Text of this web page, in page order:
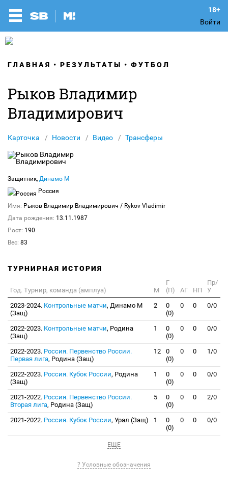
Войти
ГЛАВНАЯ РЕЗУЛЬТАТЫ ФУТБОЛ
Рыков Владимир
Владимирович
Карточка Новости Видео Трансферы
Защитник, Динамо М
Россия
Имя: Рыков Владимир Владимирович / Rykov Vladimir
Дата рождения: 13.11.1987
Рост: 190
Вес: 83
ТУРНИРНАЯ ИСТОРИЯ
Год. Турнир, команда (амплуа) М
Г
(П)
АГ НП
Пр/
У
2023-2024. Контрольные матчи, Динамо М
(Защ)
2
0
(0)
0 0 0/0
2022-2023. Контрольные матчи, Родина
(Защ)
1
0
(0)
0 0 0/0
2022-2023. Россия. Первенство России.
Первая лига, Родина (Защ)
12
0
(0)
0 0 1/0
2022-2023. Россия. Кубок России, Родина
(Защ)
1
0
(0)
0 0 0/0
2021-2022. Россия. Первенство России.
Вторая лига, Родина (Защ)
5
0
(0)
0 0 2/0
2021-2022. Россия. Кубок России, Урал (Защ) 1
0
(0)
0 0 0/0
ЕЩЕ
? Условные обозначения